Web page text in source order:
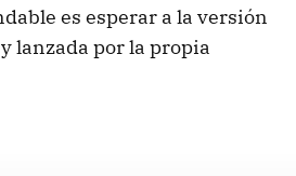
es esperar a la versión
lanzada por la propia